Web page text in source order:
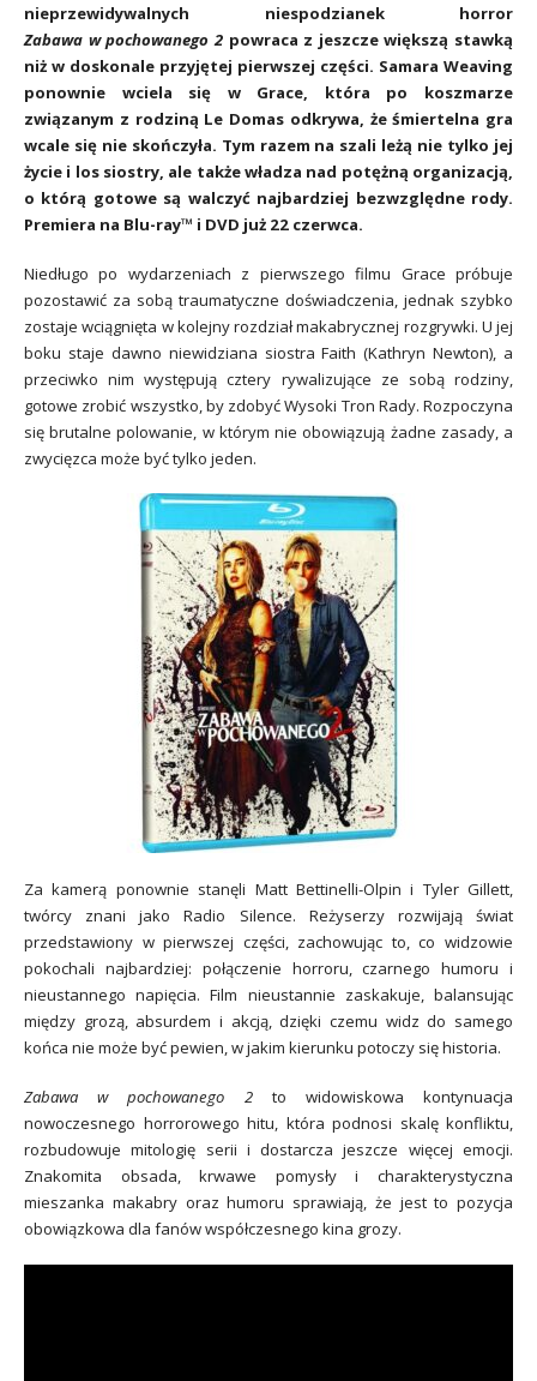
nieprzewidywalnych niespodzianek horror
Zabawa w pochowanego 2powraca z jeszcze większą stawką
niż w doskonale przyjętej pierwszej części. Samara Weaving
ponownie wciela się w Grace, która po koszmarze
związanym z rodziną Le Domas odkrywa, że śmiertelna gra
wcale się nie skończyła. Tym razem na szali leżą nie tylko jej
życie i los siostry, ale także władza nad potężną organizacją,
o którą gotowe są walczyć najbardziej bezwzględne rody.
Premiera na Blu-ray™ i DVD już 22 czerwca.
Niedługo po wydarzeniach z pierwszego filmu Grace próbuje
pozostawić za sobą traumatyczne doświadczenia, jednak szybko
zostaje wciągnięta w kolejny rozdział makabrycznej rozgrywki. U jej
boku staje dawno niewidziana siostra Faith (Kathryn Newton), a
przeciwko nim występują cztery rywalizujące ze sobą rodziny,
gotowe zrobić wszystko, by zdobyć Wysoki Tron Rady. Rozpoczyna
się brutalne polowanie, w którym nie obowiązują żadne zasady, a
zwycięzca może być tylko jeden.
Za kamerą ponownie stanęli Matt Bettinelli-Olpin i Tyler Gillett,
twórcy znani jako Radio Silence. Reżyserzy rozwijają świat
przedstawiony w pierwszej części, zachowując to, co widzowie
pokochali najbardziej: połączenie horroru, czarnego humoru i
nieustannego napięcia. Film nieustannie zaskakuje, balansując
między grozą, absurdem i akcją, dzięki czemu widz do samego
końca nie może być pewien, w jakim kierunku potoczy się historia.
Zabawa w pochowanego 2to widowiskowa kontynuacja
nowoczesnego horrorowego hitu, która podnosi skalę konfliktu,
rozbudowuje mitologię serii i dostarcza jeszcze więcej emocji.
Znakomita obsada, krwawe pomysły i charakterystyczna
mieszanka makabry oraz humoru sprawiają, że jest to pozycja
obowiązkowa dla fanów współczesnego kina grozy.